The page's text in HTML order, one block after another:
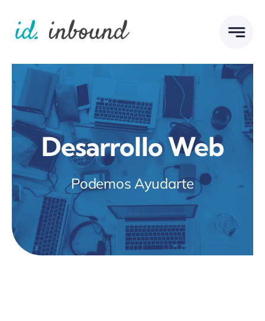
content
Desarrollo Web
Podemos Ayudarte